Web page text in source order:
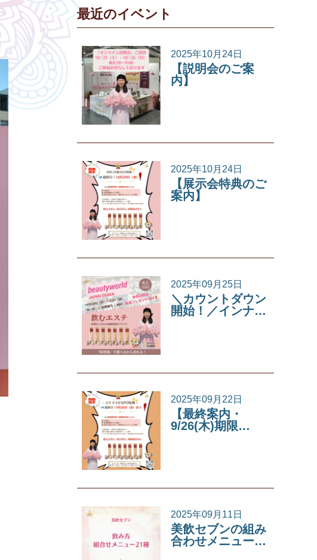
最近のイベント
2025年10月24日
【説明会のご案
内】
2025年10月24日
【展示会特典のご
案内】
2025年09月25日
＼カウントダウン
開始！／インナ…
2025年09月22日
【最終案内・
9/26(木)期限…
2025年09月11日
美飲セブンの組み
合わせメニュー…